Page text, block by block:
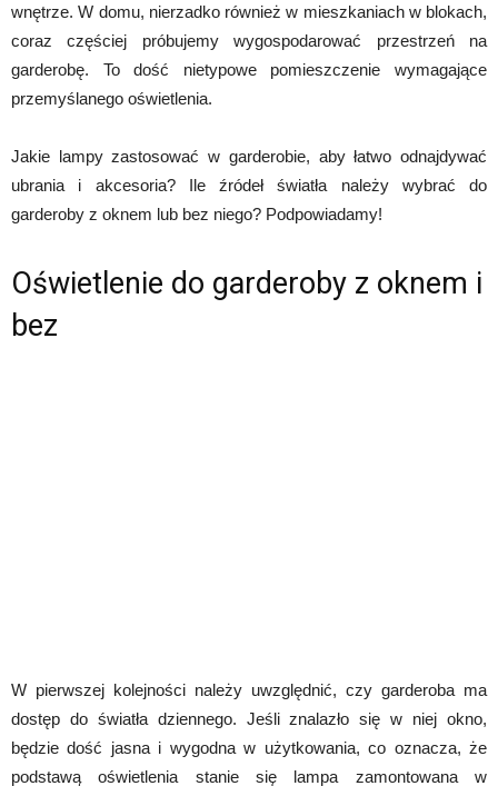
wnętrze. W domu, nierzadko również w mieszkaniach w blokach,
coraz częściej próbujemy wygospodarować przestrzeń na
garderobę. To dość nietypowe pomieszczenie wymagające
przemyślanego oświetlenia.
Jakie lampy zastosować w garderobie, aby łatwo odnajdywać
ubrania i akcesoria? Ile źródeł światła należy wybrać do
garderoby z oknem lub bez niego? Podpowiadamy!
Oświetlenie do garderoby z oknem i
bez
W pierwszej kolejności należy uwzględnić, czy garderoba ma
dostęp do światła dziennego. Jeśli znalazło się w niej okno,
będzie dość jasna i wygodna w użytkowania, co oznacza, że
podstawą oświetlenia stanie się lampa zamontowana w